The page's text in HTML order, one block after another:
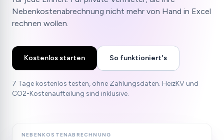
Nebenkostenabrechnung nicht mehr von Hand in Excel
rechnen wollen.
Kostenlos starten So funktioniert's
7 Tage kostenlos testen, ohne Zahlungsdaten. HeizKV und
CO2-Kostenaufteilung sind inklusive.
NEBENKOSTENABRECHNUNG